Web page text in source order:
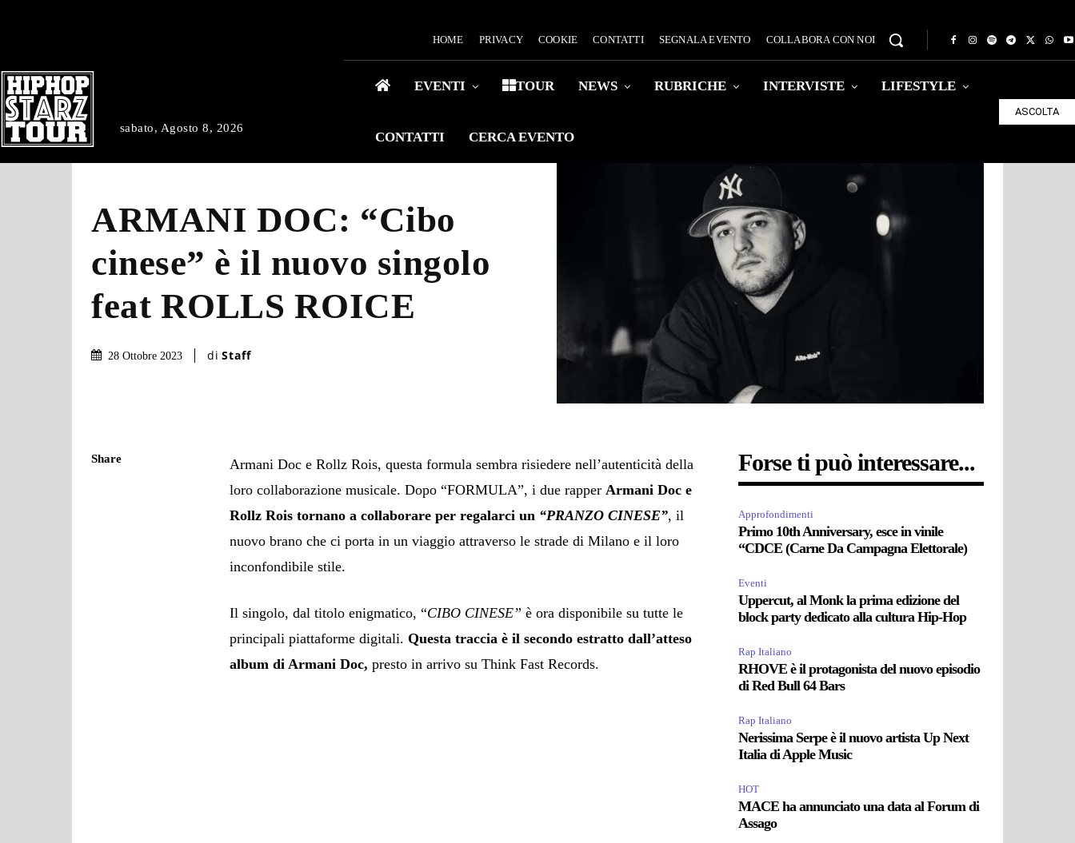
sabato, Agosto 8, 2026
HOME PRIVACY COOKIE CONTATTI SEGNALA EVENTO COLLABORA CON NOI
EVENTI TOUR NEWS RUBRICHE INTERVISTE LIFESTYLE
CONTATTI CERCA EVENTO
ASCOLTA
ARMANI DOC: “Cibo
cinese” è il nuovo singolo
feat ROLLS ROICE
28 Ottobre 2023 di Staff
Share
Armani Doc e Rollz Rois, questa formula sembra risiedere nell’autenticità della
loro collaborazione musicale. Dopo “FORMULA”, i due rapper Armani Doc e
Rollz Rois tornano a collaborare per regalarci un “PRANZO CINESE”, il
nuovo brano che ci porta in un viaggio attraverso le strade di Milano e il loro
inconfondibile stile.
Il singolo, dal titolo enigmatico, “CIBO CINESE”è ora disponibile su tutte le
principali piattaforme digitali.Questa traccia è il secondo estratto dall’atteso
album di Armani Doc, presto in arrivo su Think Fast Records.
Forse ti può interessare...
Approfondimenti
Primo 10th Anniversary, esce in vinile
“CDCE (Carne Da Campagna Elettorale)
Eventi
Uppercut, al Monk la prima edizione del
block party dedicato alla cultura Hip-Hop
Rap Italiano
RHOVE è il protagonista del nuovo episodio
di Red Bull 64 Bars
Rap Italiano
Nerissima Serpe è il nuovo artista Up Next
Italia di Apple Music
HOT
MACE ha annunciato una data al Forum di
Assago